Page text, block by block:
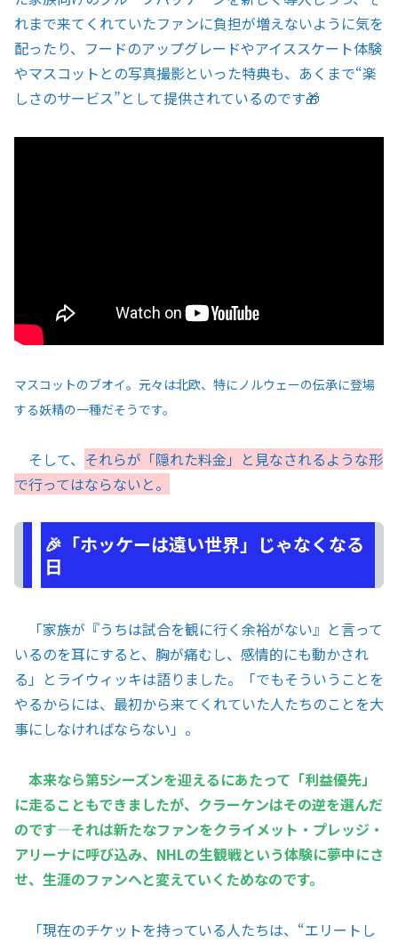
れまで来てくれていたファンに負担が増えないように気を
配ったり、フードのアップグレードやアイススケート体験
やマスコットとの写真撮影といった特典も、あくまで“楽
しさのサービス”として提供されているのです🎁
マスコットのブオイ。元々は北欧、特にノルウェーの伝承に登場
する妖精の一種だそうです。
そして、 それらが「隠れた料金」と見なされるような形
で行ってはならないと。
🎉「ホッケーは遠い世界」じゃなくなる
日
「家族が『うちは試合を観に行く余裕がない』と言って
いるのを耳にすると、胸が痛むし、感情的にも動かされ
る」とライウィッキは語りました。「でもそういうことを
やるからには、最初から来てくれていた人たちのことを大
事にしなければならない」。
本来なら第5シーズンを迎えるにあたって「利益優先」
に走ることもできましたが、クラーケンはその逆を選んだ
のです―それは新たなファンをクライメット・プレッジ・
アリーナに呼び込み、NHLの生観戦という体験に夢中にさ
せ、生涯のファンへと変えていくためなのです。
「現在のチケットを持っている人たちは、“エリートし